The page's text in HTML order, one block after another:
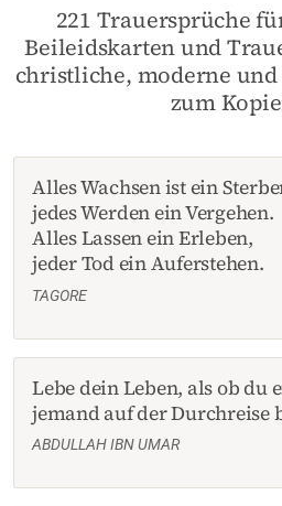
221 Trauersprüche
Beileidskarten und
christliche, moderne und
zum
Alles Wachsen ist ein
jedes Werden ein Vergehen.
Alles Lassen ein Erleben,
jeder Tod ein Auferstehen.
TAGORE
Lebe dein Leben, als ob du
jemand auf der Durchreise
ABDULLAH IBN UMAR